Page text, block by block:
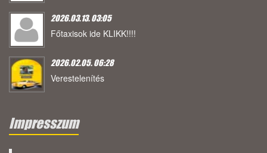
2026.03.13. 03:05
Főtaxisok ide KLIKK!!!!
2026.02.05. 06:28
Verestelenítés
Impresszum